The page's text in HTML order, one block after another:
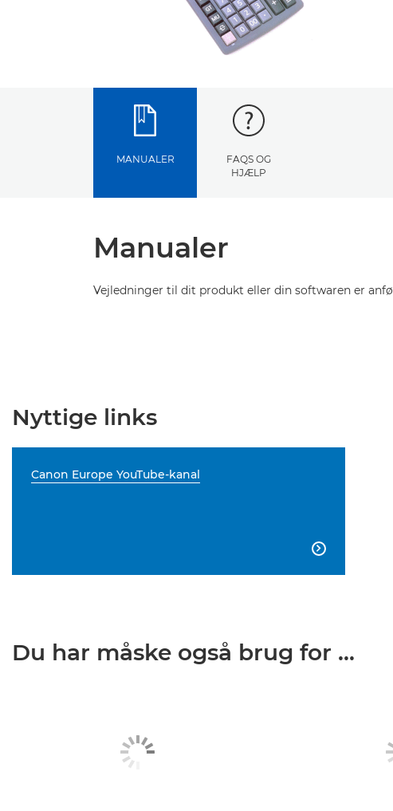
MANUALER
FAQS OG
HJÆLP
Manualer
Vejledninger til dit produkt eller din softwaren er
Nyttige links
Canon Europe YouTube-kanal

Du har måske også brug for ...